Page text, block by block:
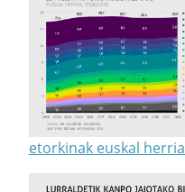
etorkinak euskal herria